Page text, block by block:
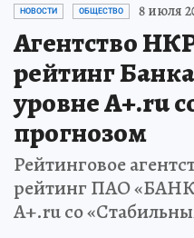
НОВОСТИ ОБЩЕСТВО 8 июля
Агентство
рейтинг
уровне A+.ru
прогнозом
Рейтинговое
рейтинг ПАО
A+.ru со